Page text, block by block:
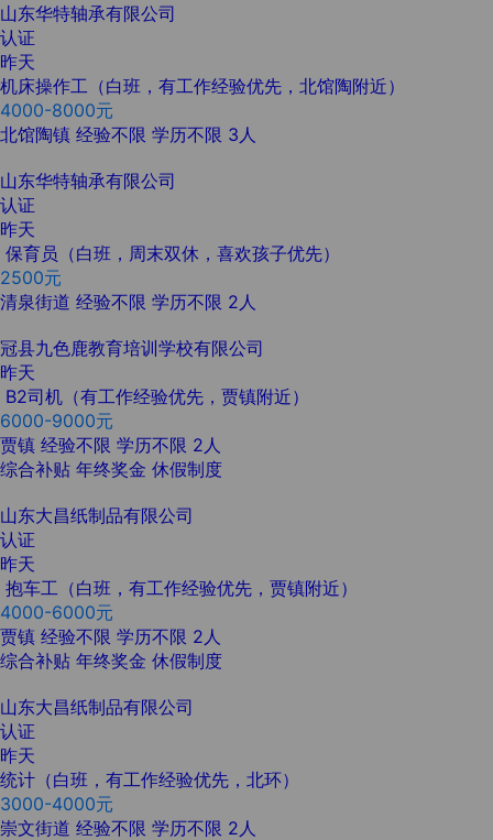
山东华特轴承有限公司
认证
昨天
机床操作工（白班，有工作经验优先，北馆陶附近）
4000-8000元
北馆陶镇 经验不限 学历不限 3人
山东华特轴承有限公司
认证
昨天
保育员（白班，周末双休，喜欢孩子优先）
2500元
清泉街道 经验不限 学历不限 2人
冠县九色鹿教育培训学校有限公司
昨天
B2司机（有工作经验优先，贾镇附近）
6000-9000元
贾镇 经验不限 学历不限 2人
综合补贴 年终奖金 休假制度
山东大昌纸制品有限公司
认证
昨天
抱车工（白班，有工作经验优先，贾镇附近）
4000-6000元
贾镇 经验不限 学历不限 2人
综合补贴 年终奖金 休假制度
山东大昌纸制品有限公司
认证
昨天
统计（白班，有工作经验优先，北环）
3000-4000元
崇文街道 经验不限 学历不限 2人